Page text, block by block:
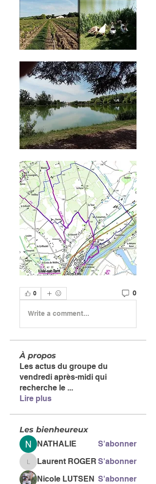
0 0
Write a comment...
À propos
Les actus du groupe du
vendredi après-midi qui
recherche le ...
Lire plus
Les bienheureux
NATHALIE
S'abonner
Laurent ROGER
Laurent ROGER S'abonner
Nicole LUTSEN S'abonner